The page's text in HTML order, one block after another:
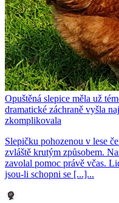
Opuštěná slepice měla už
dramatické záchraně vyšla
zkomplikovala
Slepičku pohozenou v lese
zvláště krutým způsobem.
zavolal pomoc právě včas.
jsou-li schopni se [...]...